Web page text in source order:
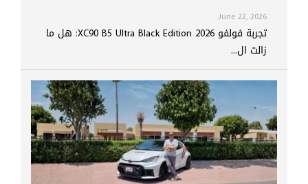
June 22, 2026
تجربة فولفو XC90 B5 Ultra Black Edition 2026: هل ما
زالت ال...